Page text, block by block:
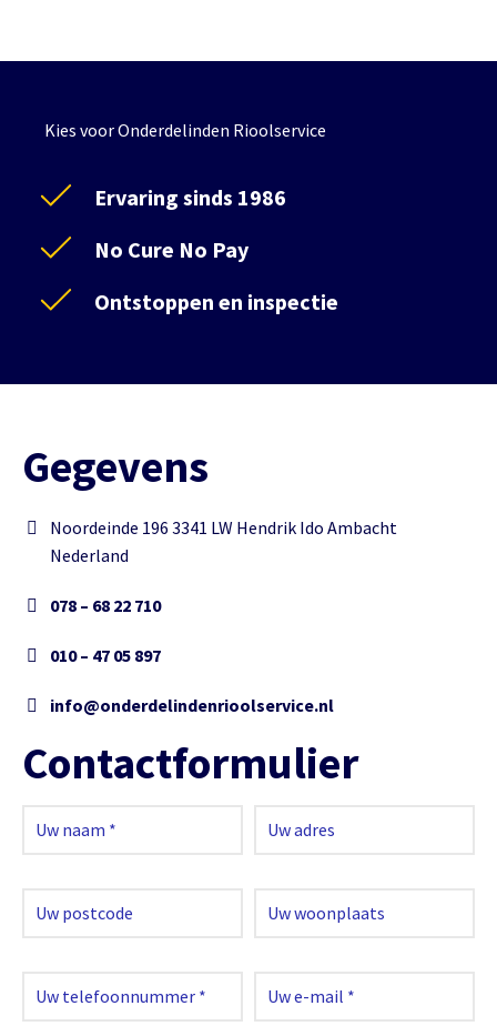
Kies voor Onderdelinden Rioolservice
Ervaring sinds 1986
No Cure No Pay
Ontstoppen en inspectie
Gegevens
Noordeinde 196 3341 LW Hendrik Ido Ambacht
Nederland
078 – 68 22 710
010 – 47 05 897
info@onderdelindenrioolservice.nl
Contactformulier